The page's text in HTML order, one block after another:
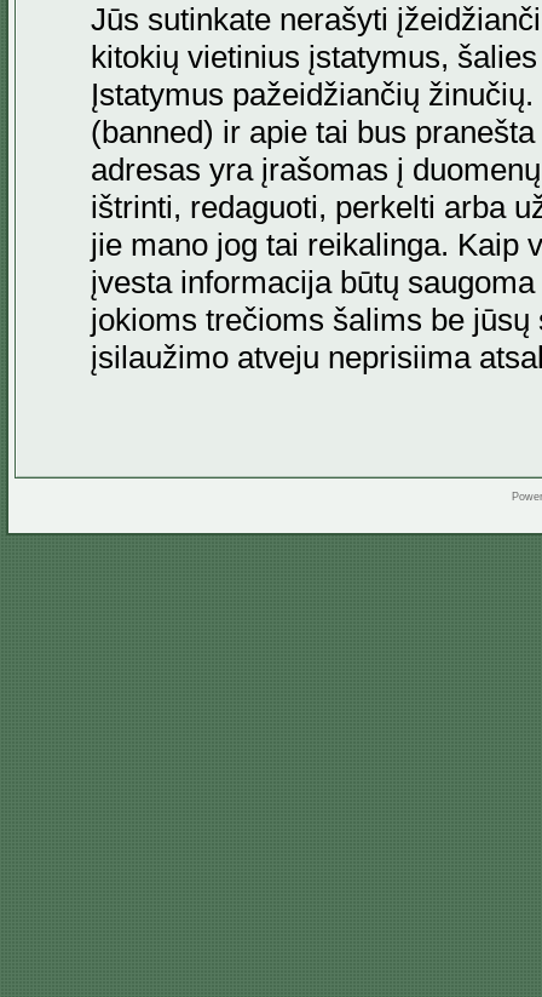
Jūs sutinkate nerašyti
kitokių vietinius įstatymus,
Įstatymus pažeidžiančių
(banned) ir apie tai bus
adresas yra įrašomas į
ištrinti, redaguoti, perkelti arba
jie mano jog tai reikalinga. Kaip
įvesta informacija būtų
jokioms trečioms šalims be jūsų
įsilaužimo atveju neprisiima